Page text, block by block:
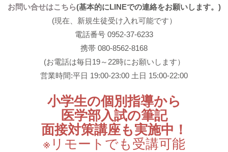
お問い合せはこちら(基本的にLINEでの連絡をお願いします。)
(現在、新規生徒受け入れ可能です）
電話番号 0952-37-6233
携帯 080-8562-8168
(お電話は毎日19～22時にお願いします）
営業時間:平日 19:00-23:00 土日 15:00-22:00
小学生の個別指導から
医学部入試の筆記
面接対策講座も実施中！
※リモートでも受講可能